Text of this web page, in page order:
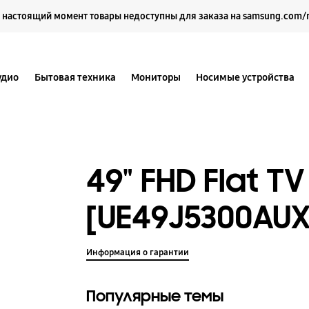
настоящий момент товары недоступны для заказа на samsung.com/
Бытовая техника Мониторы Носимые устройства
49" FHD Flat
Информация о гарантии
Популярные темы